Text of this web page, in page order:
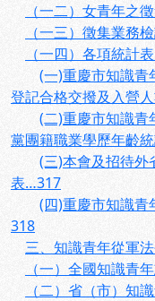
（一二）女青年之
（一三）徵集業務
（一四）各項統計
(一)重慶市知識青
登記合格交撥及入營
(二)重慶市知識青
黨團籍職業學歷年齡
(三)本會及招待外
表…317
(四)重慶市知識
318
三、知識青年從軍
（一）全國知識青
（二）省（市）知